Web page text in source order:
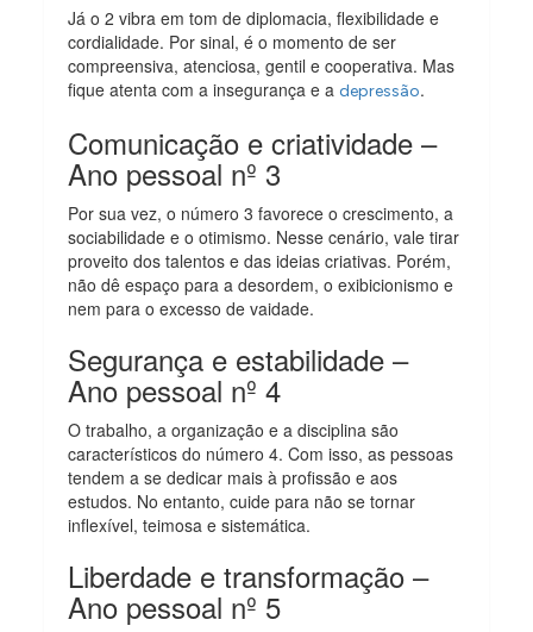
Já o 2 vibra em tom de diplomacia, flexibilidade e
cordialidade. Por sinal, é o momento de ser
compreensiva, atenciosa, gentil e cooperativa. Mas
fique atenta com a insegurança e adepressão.
Comunicação e criatividade –
Ano pessoal nº 3
Por sua vez, o número 3 favorece o crescimento, a
sociabilidade e o otimismo. Nesse cenário, vale tirar
proveito dos talentos e das ideias criativas. Porém,
não dê espaço para a desordem, o exibicionismo e
nem para o excesso de vaidade.
Segurança e estabilidade –
Ano pessoal nº 4
O trabalho, a organização e a disciplina são
característicos do número 4. Com isso, as pessoas
tendem a se dedicar mais à profissão e aos
estudos. No entanto, cuide para não se tornar
inflexível, teimosa e sistemática.
Liberdade e transformação –
Ano pessoal nº 5